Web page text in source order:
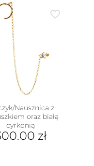
Nausznica z
oraz białą
cyrkonią
zł